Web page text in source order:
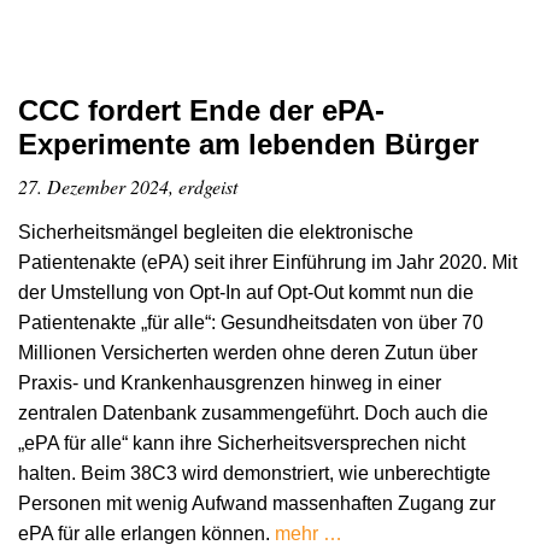
CCC fordert Ende der ePA-
Experimente am lebenden Bürger
27. Dezember 2024, erdgeist
Sicherheitsmängel begleiten die elektronische
Patientenakte (ePA) seit ihrer Einführung im Jahr 2020. Mit
der Umstellung von Opt-In auf Opt-Out kommt nun die
Patientenakte „für alle“: Gesundheitsdaten von über 70
Millionen Versicherten werden ohne deren Zutun über
Praxis- und Krankenhausgrenzen hinweg in einer
zentralen Datenbank zusammengeführt. Doch auch die
„ePA für alle“ kann ihre Sicherheitsversprechen nicht
halten. Beim 38C3 wird demonstriert, wie unberechtigte
Personen mit wenig Aufwand massenhaften Zugang zur
ePA für alle erlangen können. mehr …